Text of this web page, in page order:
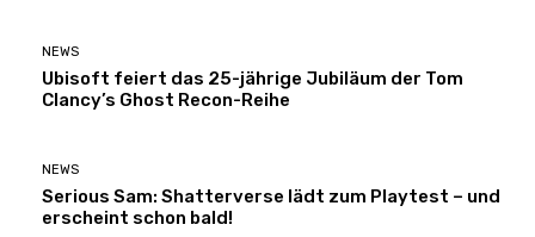
NEWS
Ubisoft feiert das 25-jährige Jubiläum der Tom
Clancy’s Ghost Recon-Reihe
NEWS
Serious Sam: Shatterverse lädt zum Playtest – und
erscheint schon bald!